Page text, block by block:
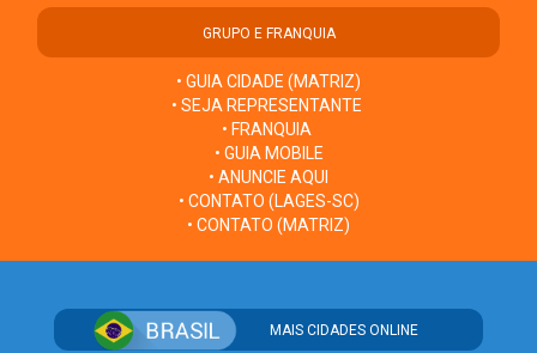
GRUPO E FRANQUIA
• GUIA CIDADE (MATRIZ)
• SEJA REPRESENTANTE
• FRANQUIA
• GUIA MOBILE
• ANUNCIE AQUI
• CONTATO (LAGES-SC)
• CONTATO (MATRIZ)
MAIS CIDADES ONLINE